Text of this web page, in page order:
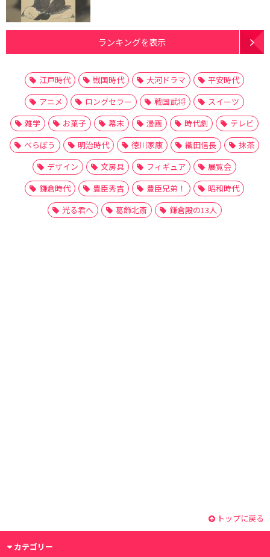
ランキングを表示
江戸時代 戦国時代 大河ドラマ
平安時代
アニメ
ロングセラー 戦国武将
スイーツ
雑学
お菓子 幕末 漫画 時代劇
テレビ
べらぼう
明治時代 徳川家康 織田信長
抹茶
デザイン
文房具 フィギュア
展覧会
鎌倉時代
豊臣秀吉 豊臣兄弟！
昭和時代
光る君へ
葛飾北斎 鎌倉殿の13人
トップに戻る
カテゴリー